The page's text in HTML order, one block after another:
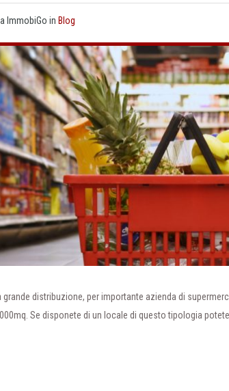
ImmobiGo in Blog
grande distribuzione, per importante azienda di
Se disponete di un locale di questo tipologia potete